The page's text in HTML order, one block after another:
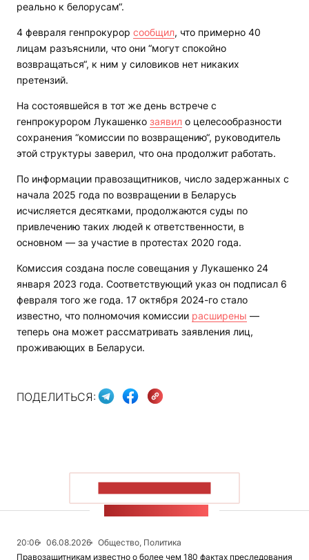
реально к белорусам“.
4 февраля генпрокурор сообщил, что примерно 40
лицам разъяснили, что они “могут спокойно
возвращаться“, к ним у силовиков нет никаких
претензий.
На состоявшейся в тот же день встрече с
генпрокурором Лукашенко заявил о целесообразности
сохранения “комиссии по возвращению“, руководитель
этой структуры заверил, что она продолжит работать.
По информации правозащитников, число задержанных с
начала 2025 года по возвращении в Беларусь
исчисляется десятками, продолжаются суды по
привлечению таких людей к ответственности, в
основном — за участие в протестах 2020 года.
Комиссия создана после совещания у Лукашенко 24
января 2023 года. Соответствующий указ он подписал 6
февраля того же года. 17 октября 2024-го стало
известно, что полномочия комиссии расширены —
теперь она может рассматривать заявления лиц,
проживающих в Беларуси.
ПОДЕЛИТЬСЯ:
20:06 06.08.2026
Общество, Политика
Правозащитникам известно о более чем 180 фактах преследования